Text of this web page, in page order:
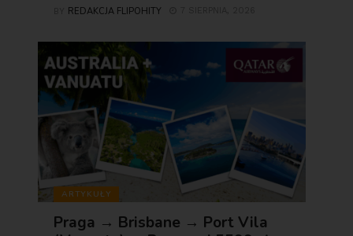
REDAKCJA FLIPOHITY
ARTYKUŁY
Praga → Brisbane → Port Vila